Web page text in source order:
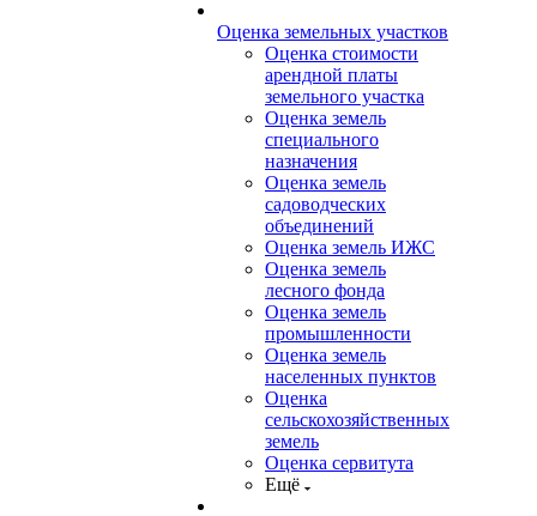
Оценка земельных участков
Оценка стоимости
арендной платы
земельного участка
Оценка земель
специального
назначения
Оценка земель
садоводческих
объединений
Оценка земель ИЖС
Оценка земель
лесного фонда
Оценка земель
промышленности
Оценка земель
населенных пунктов
Оценка
сельскохозяйственных
земель
Оценка сервитута
Ещё